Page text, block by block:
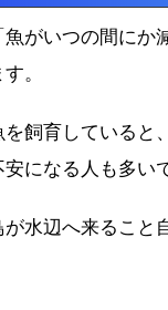
がいつの間にか
。
飼育していると
になる人も多い
水辺へ来ること